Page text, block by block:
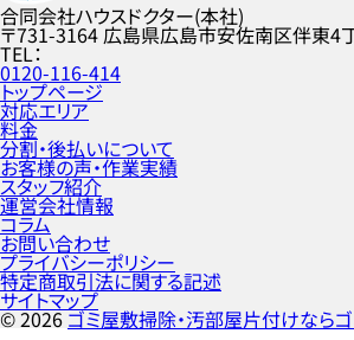
合同会社ハウスドクター(本社)
〒731-3164 広島県広島市安佐南区伴東4
TEL
0120-116-414
トップページ
対応エリア
料金
分割・後払いについて
お客様の声・作業実績
スタッフ紹介
運営会社情報
コラム
お問い合わせ
プライバシーポリシー
特定商取引法に関する記述
サイトマップ
©2026ゴミ屋敷掃除・汚部屋片付けなら